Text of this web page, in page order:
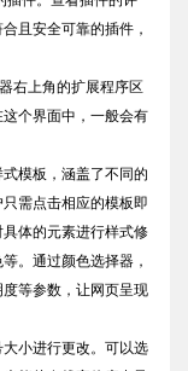
且安全可靠的插件，
右上角的扩展程序区
个界面中，一般会有
模板，涵盖了不同的
需点击相应的模板即
体的元素进行样式修
。通过颜色选择器，
等参数，让网页呈现
小进行更改。可以选